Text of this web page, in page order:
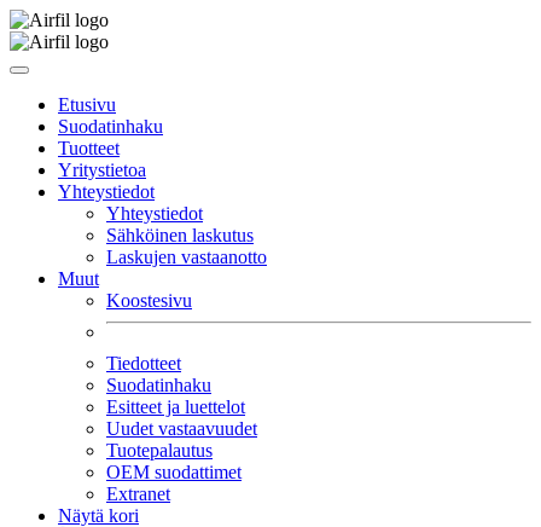
Etusivu
Suodatinhaku
Tuotteet
Yritystietoa
Yhteystiedot
Yhteystiedot
Sähköinen laskutus
Laskujen vastaanotto
Muut
Koostesivu
Tiedotteet
Suodatinhaku
Esitteet ja luettelot
Uudet vastaavuudet
Tuotepalautus
OEM suodattimet
Extranet
Näytä kori